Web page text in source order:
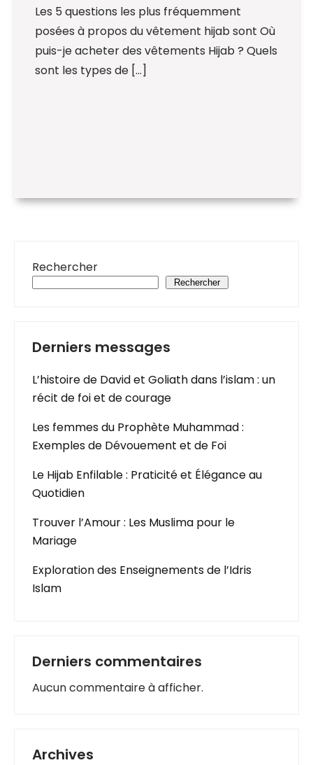
Les 5 questions les plus fréquemment
posées à propos du vêtement hijab sont Où
puis-je acheter des vêtements Hijab ? Quels
sont les types de […]
Rechercher
Rechercher
Derniers messages
L’histoire de David et Goliath dans l’islam : un
récit de foi et de courage
Les femmes du Prophète Muhammad :
Exemples de Dévouement et de Foi
Le Hijab Enfilable : Praticité et Élégance au
Quotidien
Trouver l’Amour : Les Muslima pour le
Mariage
Exploration des Enseignements de l’Idris
Islam
Derniers commentaires
Aucun commentaire à afficher.
Archives